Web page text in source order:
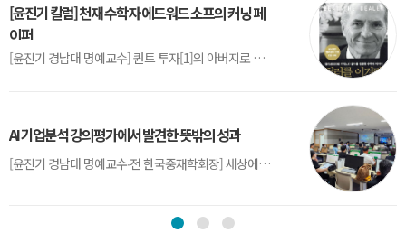
[윤진기 칼럼] 천재 수학자 에드워드 소프의 커닝 페
이퍼
[윤진기 경남대 명예교수] 퀀트 투자[1]의 아버지로 불리는 에드워드 소프(Edward O. Thorp)는 수학계에서 천재로 알려진 인물이다. 그는 수학자이지만, 투자 업계에도 여러 가지 흥미로운 일화를 남겼다.수학을 이용하여 카지노를 이길 수 있는지가 궁금했던 그는 동료 교수가 소개해 준 블랙잭(Blackjack) 전략의 핵심을 손바닥 크기의 종이에 요...
AI 기업분석 강의평가에서 발견한 뜻밖의 성과
[윤진기 경남대 명예교수∙전 한국중재학회장] 세상에는 우연처럼 보이지만 인류의 진보를 이끌어낸 사건들이 있다. 영국의 알렉산더 플레밍(Alexander Fleming)이 곰팡이 핀 페트리 접시(Petri dish)를 버리지 않고[1] 관찰해 페니실린을 발견한 것은 그 대표적 사례다. 무심히 지나쳤다면 결코 없었을 혁신이었다.지난 7월 5일, 필자가 개발한 기업...